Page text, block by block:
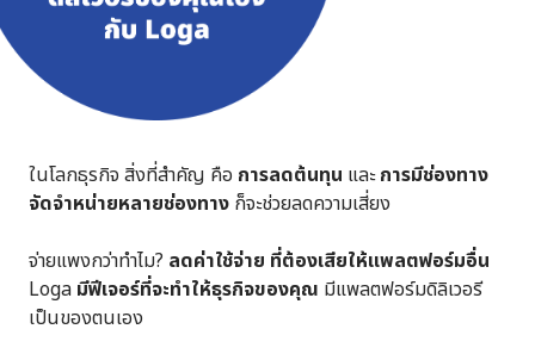
ในโลกธุรกิจ สิ่งที่สำคัญ คือ การลดต้นทุน และการมีช่องทาง
จัดจำหน่ายหลายช่องทาง ก็จะช่วยลดความเสี่ยง
จ่ายแพงกว่าทำไม? ลดค่าใช้จ่าย ที่ต้องเสียให้แพลตฟอร์มอื่น
Loga มีฟีเจอร์ที่จะทำให้ธุรกิจของคุณ มีแพลตฟอร์มดิลิเวอรี
เป็นของตนเอง